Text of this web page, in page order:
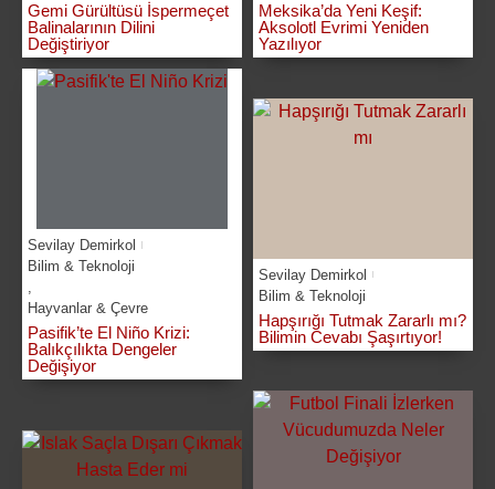
Gemi Gürültüsü İspermeçet
Balinalarının Dilini
Değiştiriyor
Meksika’da Yeni Keşif:
Aksolotl Evrimi Yeniden
Yazılıyor
Sevilay Demirkol
Bilim & Teknoloji
,
Hayvanlar & Çevre
Pasifik’te El Niño Krizi:
Balıkçılıkta Dengeler
Değişiyor
Sevilay Demirkol
Bilim & Teknoloji
Hapşırığı Tutmak Zararlı mı?
Bilimin Cevabı Şaşırtıyor!